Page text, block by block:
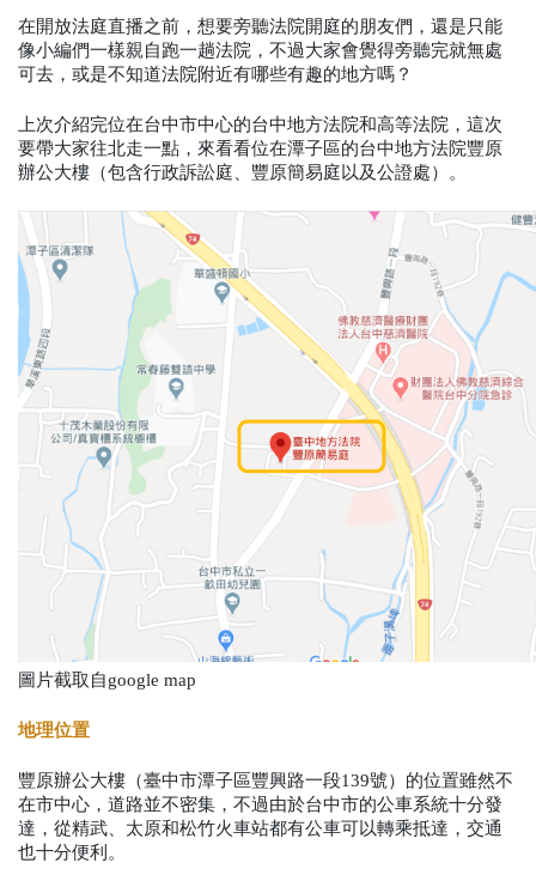
在開放法庭直播之前，想要旁聽法院開庭的朋友們，還是只能
像小編們一樣親自跑一趟法院，不過大家會覺得旁聽完就無處
可去，或是不知道法院附近有哪些有趣的地方嗎？
上次介紹完位在台中市中心的台中地方法院和高等法院，這次
要帶大家往北走一點，來看看位在潭子區的台中地方法院豐原
辦公大樓（包含行政訴訟庭、豐原簡易庭以及公證處）。
圖片截取自google map
地理位置
豐原辦公大樓（臺中市潭子區豐興路一段139號）的位置雖然不
在市中心，道路並不密集，不過由於台中市的公車系統十分發
達，從精武、太原和松竹火車站都有公車可以轉乘抵達，交通
也十分便利。